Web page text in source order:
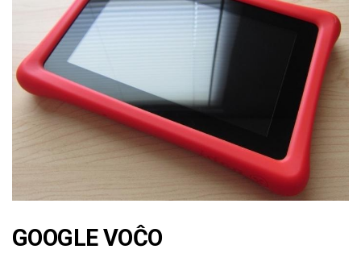
GOOGLE VOĈO